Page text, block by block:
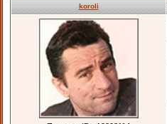
koroli